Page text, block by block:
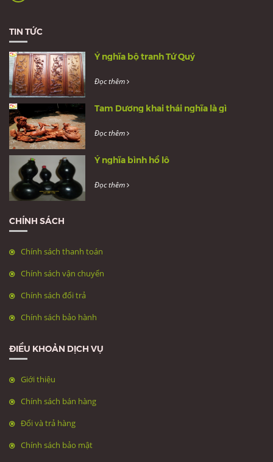
TIN TỨC
Ý nghĩa bộ tranh Tứ Quý
Đọc thêm
Tam Dương khai thái nghĩa là gì
Đọc thêm
Ý nghĩa bình hồ lô
Đọc thêm
CHÍNH SÁCH
Chính sách thanh toán
Chính sách vận chuyển
Chính sách đổi trả
Chính sách bảo hành
ĐIỀU KHOẢN DỊCH VỤ
Giới thiệu
Chính sách bán hàng
Đổi và trả hàng
Chính sách bảo mật